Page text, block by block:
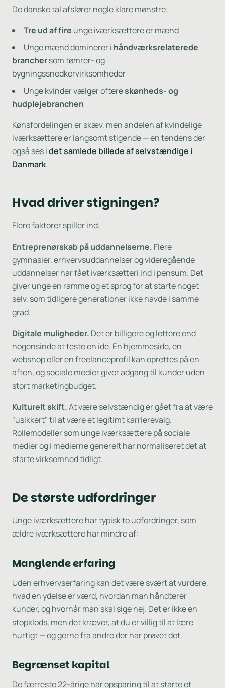
De danske tal afslører nogle klare mønstre:
Tre ud af fire unge iværksættere er mænd
Unge mænd dominerer i håndværksrelaterede
branchersom tømrer- og
bygningssnedkervirksomheder
Unge kvinder vælger oftereskønheds- og
hudplejebranchen
Kønsfordelingen er skæv, men andelen af kvindelige
iværksættere er langsomt stigende — en tendens der
også ses idet samlede billede af selvstændige i
Danmark.
Hvad driver stigningen?
Flere faktorer spiller ind:
Entreprenørskab på uddannelserne. Flere
gymnasier, erhvervsuddannelser og videregående
uddannelser har fået iværksætteri ind i pensum. Det
giver unge en ramme og et sprog for at starte noget
selv, som tidligere generationer ikke havde i samme
grad.
Digitale muligheder. Det er billigere og lettere end
nogensinde at teste en idé. En hjemmeside, en
webshop eller en freelanceprofil kan oprettes på en
aften, og sociale medier giver adgang til kunder uden
stort marketingbudget.
Kulturelt skift.At være selvstændig er gået fra at være
"usikkert" til at være et legitimt karrierevalg.
Rollemodeller som unge iværksættere på sociale
medier og i medierne generelt har normaliseret det at
starte virksomhed tidligt.
De største udfordringer
Unge iværksættere har typisk to udfordringer, som
ældre iværksættere har mindre af:
Manglende erfaring
Uden erhvervserfaring kan det være svært at vurdere,
hvad en ydelse er værd, hvordan man håndterer
kunder, og hvornår man skal sige nej. Det er ikke en
stopklods, men det kræver, at du er villig til at lære
hurtigt — og gerne fra andre der har prøvet det.
Begrænset kapital
De færreste 22-årige har opsparing til at starte et